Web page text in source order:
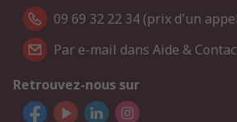
09 69 32 22 34 (prix d'un
Par e-mail dans Aide &
Retrouvez-nous sur